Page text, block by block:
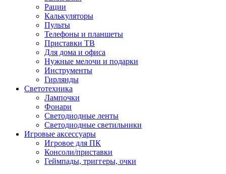
Рации
Калькуляторы
Пульты
Телефоны и планшеты
Приставки ТВ
Для дома и офиса
Нужные мелочи и подарки
Инструменты
Гирлянды
Светотехника
Лампочки
Фонари
Светодиодные ленты
Светодиодные светильники
Игровые аксессуары
Игровое для ПК
Консоли/приставки
Геймпады, триггеры, очки